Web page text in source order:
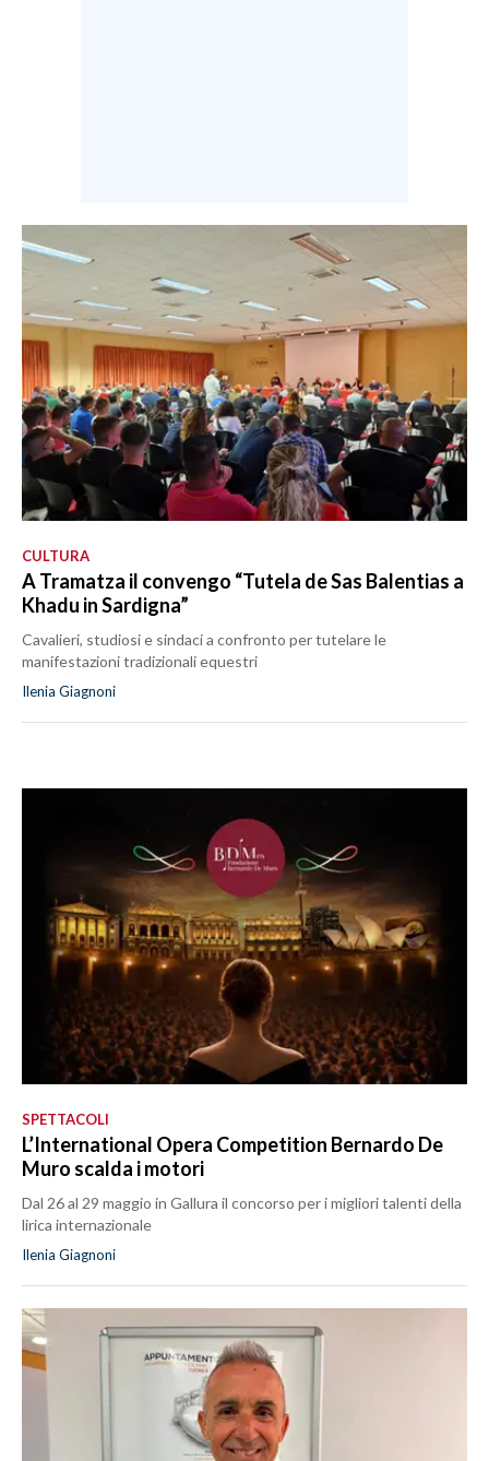
CULTURA
A Tramatza il convengo “Tutela de Sas Balentias a
Khadu in Sardigna”
Cavalieri, studiosi e sindaci a confronto per tutelare le
manifestazioni tradizionali equestri
Ilenia Giagnoni
SPETTACOLI
L’International Opera Competition Bernardo De
Muro scalda i motori
Dal 26 al 29 maggio in Gallura il concorso per i migliori talenti della
lirica internazionale
Ilenia Giagnoni